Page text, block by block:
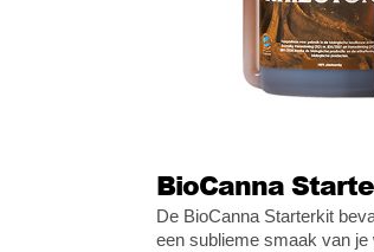
BioCanna
De BioCanna Starterkit
een sublieme smaak van